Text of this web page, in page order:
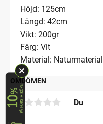
Höjd: 125cm
Längd: 42cm
Vikt: 200gr
Färg: Vit
Material: Naturmaterial
OMDÖMEN
Du